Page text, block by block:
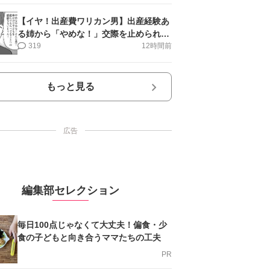
【イヤ！出産費ワリカン男】出産経験あ
る姉から「やめな！」交際を止められ＜
第12話＞#4コマ母道場
12時間前
319
もっと見る
広告
編集部セレクション
毎日100点じゃなくて大丈夫！偏食・少
食の子どもと向き合うママたちの工夫
PR